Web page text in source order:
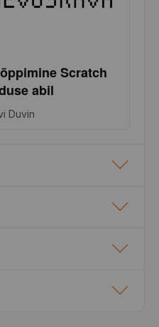
Scratch
abil
Duvin